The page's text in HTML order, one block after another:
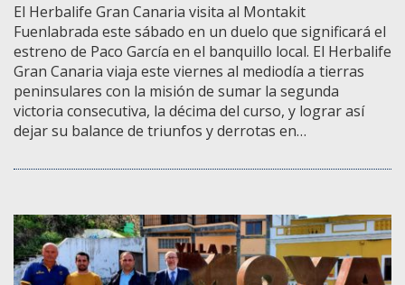
El Herbalife Gran Canaria visita al Montakit
Fuenlabrada este sábado en un duelo que significará el
estreno de Paco García en el banquillo local. El Herbalife
Gran Canaria viaja este viernes al mediodía a tierras
peninsulares con la misión de sumar la segunda
victoria consecutiva, la décima del curso, y lograr así
dejar su balance de triunfos y derrotas en…